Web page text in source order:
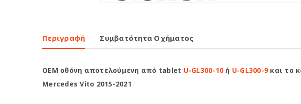
Περιγραφή Συμβατότητα Οχήματος
OEM οθόνη αποτελούμενη από tablet U-GL300-10 ή U-GL300-9και το
Mercedes Vito 2015-2021